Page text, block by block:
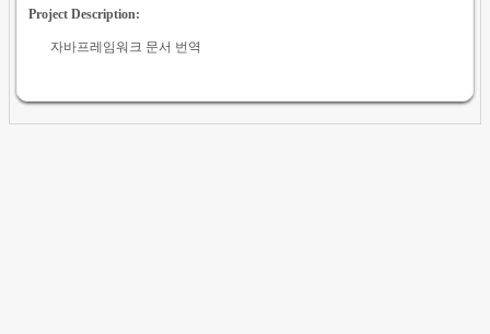
Project Description:
자바프레임워크 문서 번역